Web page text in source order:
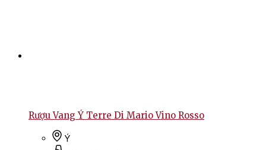
Rượu Vang Ý Terre Di Mario Vino Rosso
Ý